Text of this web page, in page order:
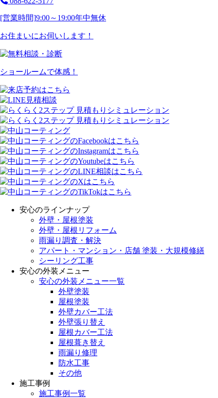
[営業時間]9:00～19:00年中無休
お住まいにお伺いします！
ショールームで体感！
安心のラインナップ
外壁・屋根塗装
外壁・屋根リフォーム
雨漏り調査・解決
アパート・マンション・店舗 塗装・大規模修繕
シーリング工事
安心の外装メニュー
安心の外装メニュー一覧
外壁塗装
屋根塗装
外壁カバー工法
外壁張り替え
屋根カバー工法
屋根葺き替え
雨漏り修理
防水工事
その他
施工事例
施工事例一覧